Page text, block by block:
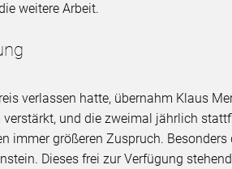
weitere Arbeit.
verlassen hatte, übernahm Klaus
und die zweimal jährlich
immer größeren Zuspruch.
Dieses frei zur Verfügung